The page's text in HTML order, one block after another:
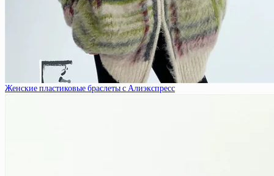
Женские пластиковые браслеты с Алиэкспресс